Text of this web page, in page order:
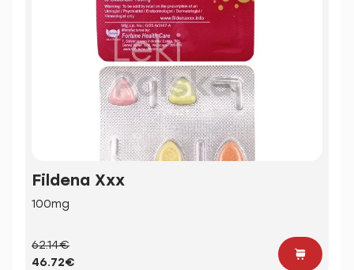
Fildena Xxx
100mg
62.14€
46.72€